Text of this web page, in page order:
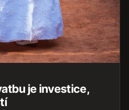
je investice,